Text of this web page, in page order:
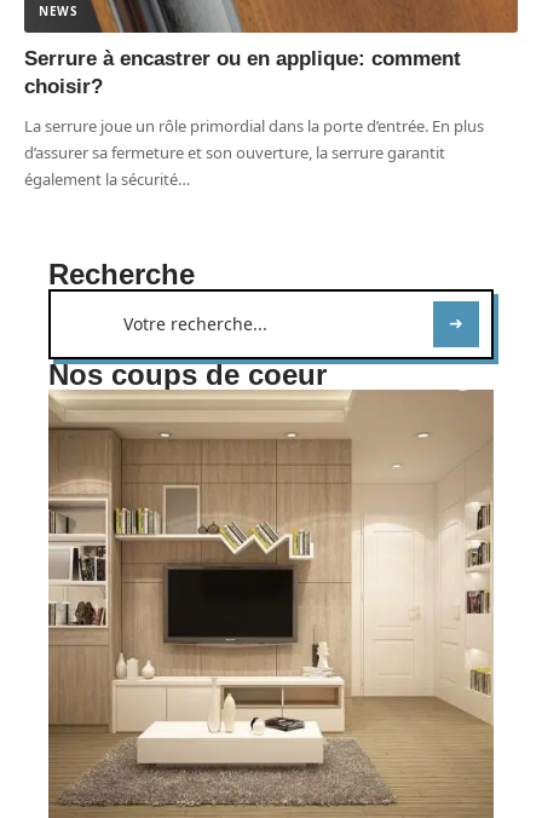
NEWS
Serrure à encastrer ou en applique: comment
choisir?
La serrure joue un rôle primordial dans la porte d’entrée. En plus
d’assurer sa fermeture et son ouverture, la serrure garantit
également la sécurité…
Recherche
Nos coups de coeur